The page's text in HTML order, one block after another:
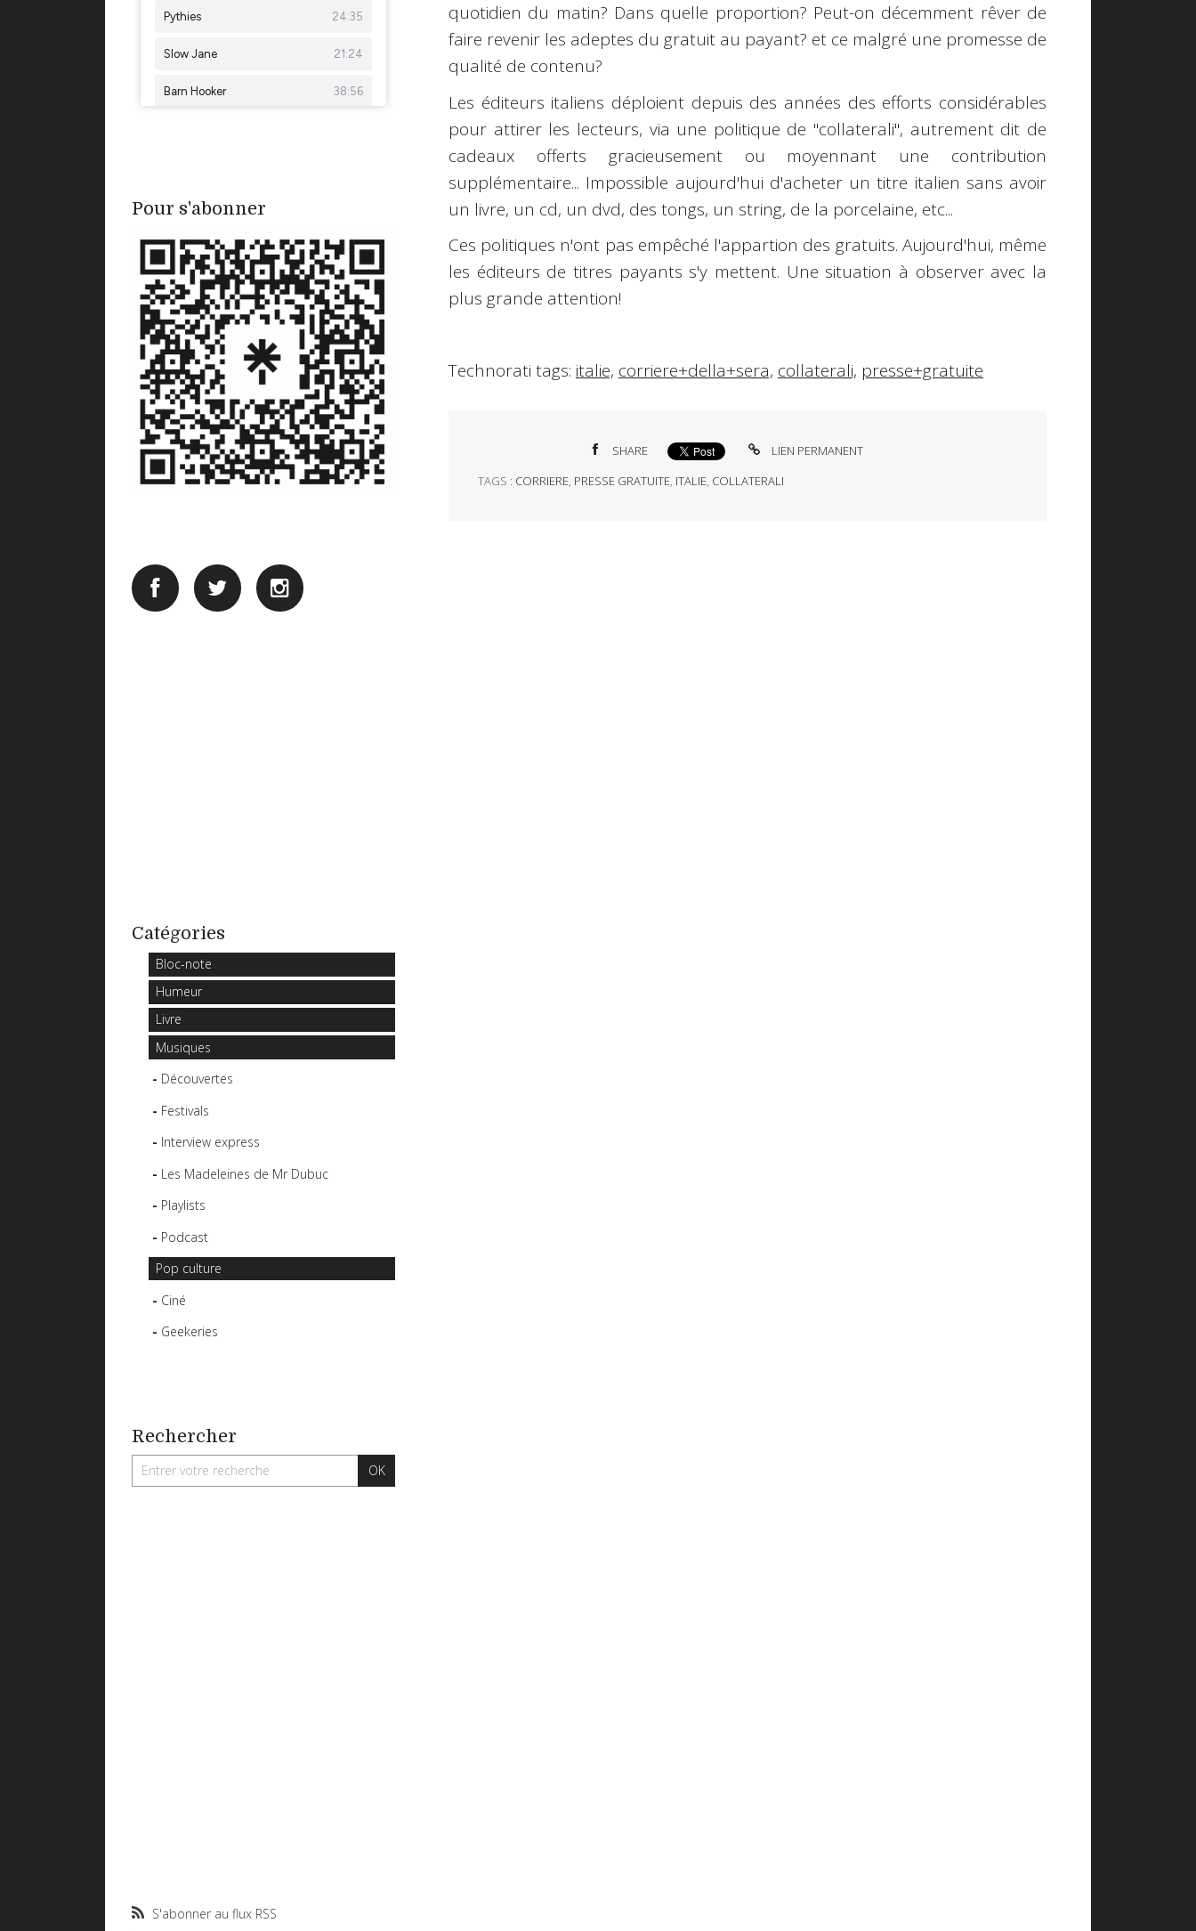
Pour s'abonner
Catégories
Bloc-note
Humeur
Livre
Musiques
Découvertes
Festivals
Interview express
Les Madeleines de Mr Dubuc
Playlists
Podcast
Pop culture
Ciné
Geekeries
Rechercher
S'abonner au flux RSS
quotidien du matin? Dans quelle proportion? Peut-on décemment rêver de
faire revenir les adeptes du gratuit au payant? et ce malgré une promesse de
qualité de contenu?
Les éditeurs italiens déploient depuis des années des efforts considérables
pour attirer les lecteurs, via une politique de "collaterali", autrement dit de
cadeaux offerts gracieusement ou moyennant une contribution
supplémentaire... Impossible aujourd'hui d'acheter un titre italien sans avoir
un livre, un cd, un dvd, des tongs, un string, de la porcelaine, etc...
Ces politiques n'ont pas empêché l'appartion des gratuits. Aujourd'hui, même
les éditeurs de titres payants s'y mettent. Une situation à observer avec la
plus grande attention!
Technorati tags: italie, corriere+della+sera, collaterali, presse+gratuite
SHARE
LIEN PERMANENT
TAGS : CORRIERE, PRESSE GRATUITE, ITALIE, COLLATERALI